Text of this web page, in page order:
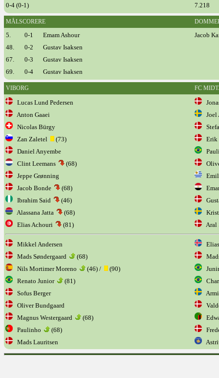
0-4 (0-1) 7.218
MÅLSCORERE
5. 0-1 Emam Ashour
Jacob
48.
0-2
Gustav Isaksen
67.
0-3
Gustav Isaksen
69.
0-4 Gustav Isaksen
VIBORG FC
Lucas Lund Pedersen
Anton Gaaei
Joel
Nicolas Bürgy
Zan Zaletel
(73)
Erik
Daniel Anyembe
Clint Leemans
(68)
Jeppe Grønning
Jacob Bonde
(68)
Ibrahim Said
(46)
Alassana Jatta
(68)
Elias Achouri
(81) Aral
Mikkel Andersen
Mads Søndergaard
(68)
Nils Mortimer Moreno
(46) / (90)
Renato Junior
(81)
Sofus Berger
Oliver Bundgaard
Magnus Westergaard
(68)
Paulinho
(68)
Mads Lauritsen